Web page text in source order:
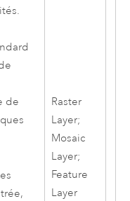
de
Raster
Layer;
Mosaic
Layer;
Feature
Layer